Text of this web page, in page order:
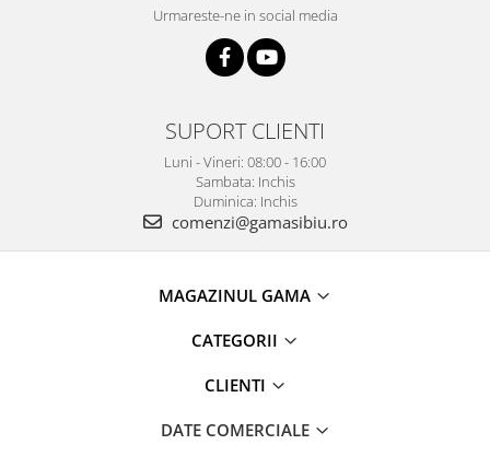
Urmareste-ne in social media
SUPORT CLIENTI
Luni - Vineri: 08:00 - 16:00
Sambata: Inchis
Duminica: Inchis
comenzi@gamasibiu.ro
MAGAZINUL GAMA
CATEGORII
CLIENTI
DATE COMERCIALE